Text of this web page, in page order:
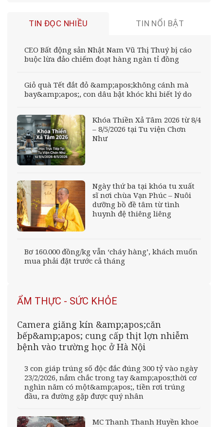
TIN ĐỌC NHIỀU TIN NỔI BẬT
CEO Bất động sản Nhật Nam Vũ Thị Thuý bị cáo
buộc lừa đảo chiếm đoạt hàng ngàn tỉ đồng
Giỏ quà Tết đắt đỏ &amp;apos;không cánh mà
bay&amp;apos;, con dâu bật khóc khi biết lý do
Khóa Thiền Xả Tâm 2026 từ 8/4
– 8/5/2026 tại Tu viện Chơn
Như
Ngày thứ ba tại khóa tu xuất
sĩ nơi chùa Vạn Phúc – Nuôi
dưỡng bồ đề tâm từ tình
huynh đệ thiêng liêng
Bơ 160.000 đồng/kg vẫn ‘cháy hàng’, khách muốn
mua phải đặt trước cả tháng
ẨM THỰC - SỨC KHỎE
Camera giăng kín &amp;apos;căn
bếp&amp;apos; cung cấp thịt lợn nhiễm
bệnh vào trường học ở Hà Nội
3 con giáp trúng số độc đắc đúng 300 tỷ vào ngày
23/2/2026, nắm chắc trong tay &amp;apos;thời cơ
nghìn năm có một&amp;apos;, tiền rơi trúng
đầu, ra đường gặp được quý nhân
MC Thanh Thanh Huyền khoe